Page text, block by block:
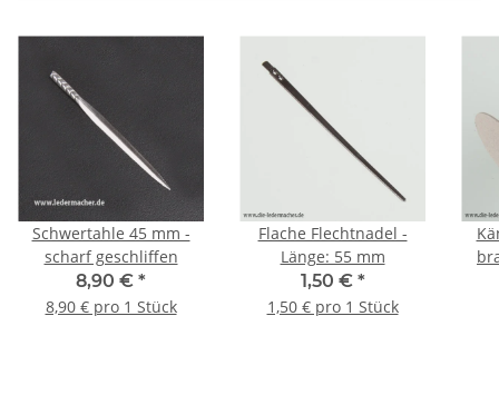
Schwertahle 45 mm -
scharf geschliffen
8,90 € *
8,90 € pro 1 Stück
Flache Flechtnadel -
Länge: 55 mm
1,50 € *
1,50 € pro 1 Stück